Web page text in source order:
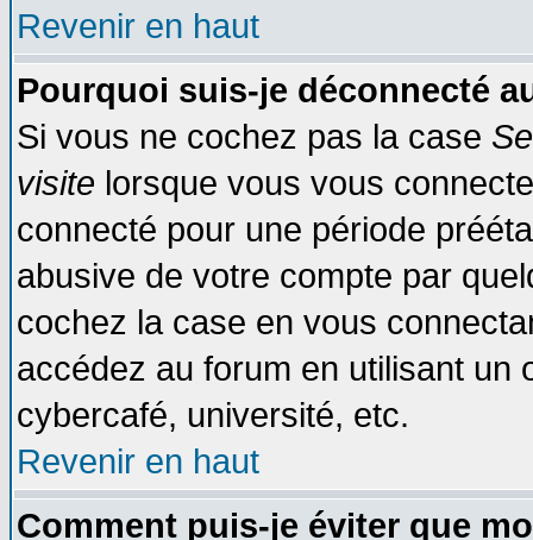
Revenir en haut
Pourquoi suis-je déconnecté
Si vous ne cochez pas la case
visite lorsque vous vous
connecté pour une période
abusive de votre compte par
cochez la case en vous
accédez au forum en utilisant un
cybercafé, université, etc.
Revenir en haut
Comment puis-je éviter que